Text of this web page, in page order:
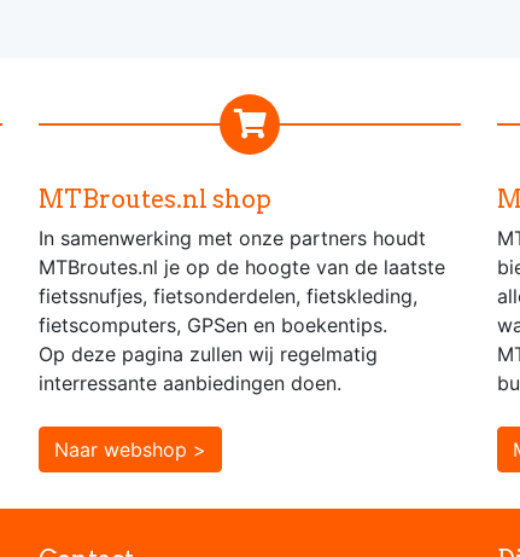
MTBroutes.nl shop
In samenwerking met onze partners houdt
MTBroutes.nl je op de hoogte van de laatste
fietssnufjes, fietsonderdelen, fietskleding,
fietscomputers, GPSen en boekentips.
Op deze pagina zullen wij regelmatig
interressante aanbiedingen doen.
Naar webshop >